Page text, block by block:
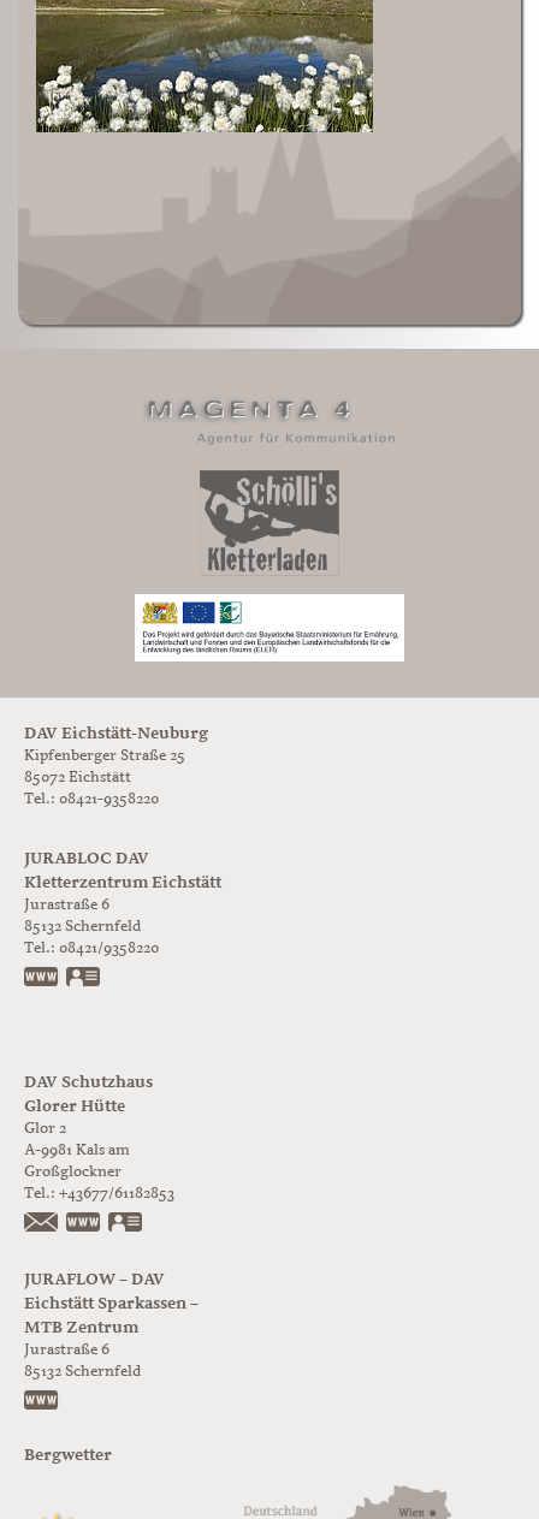
DAV Eichstätt-Neuburg
Kipfenberger Straße 25
85072 Eichstätt
Tel.: 08421-9358220
JURABLOC DAV
Kletterzentrum Eichstätt
Jurastraße 6
85132 Schernfeld
Tel.: 08421/9358220
www.jurabloc.de
DAV Schutzhaus
Glorer Hütte
Glor 2
A-9981 Kals am
Großglockner
Tel.: +43677/61182853
https://www.glorer-huette.at/
JURAFLOW – DAV
Eichstätt Sparkassen –
MTB Zentrum
Jurastraße 6
85132 Schernfeld
Bergwetter